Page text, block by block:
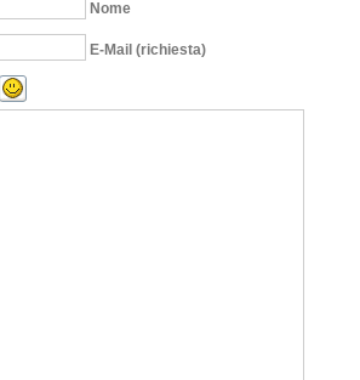
Nome
E-Mail (richiesta)